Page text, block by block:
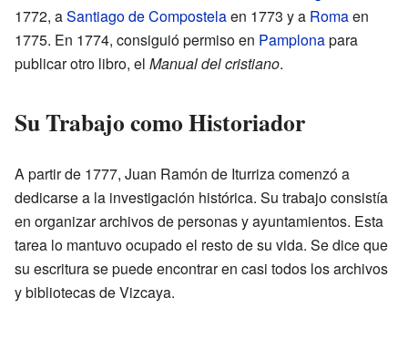
1772, aSantiago de Compostelaen 1773 y a Romaen
1775. En 1774, consiguió permiso en Pamplonapara
publicar otro libro, el Manual del cristiano.
Su Trabajo como Historiador
A partir de 1777, Juan Ramón de Iturriza comenzó a
dedicarse a la investigación histórica. Su trabajo consistía
en organizar archivos de personas y ayuntamientos. Esta
tarea lo mantuvo ocupado el resto de su vida. Se dice que
su escritura se puede encontrar en casi todos los archivos
y bibliotecas de Vizcaya.